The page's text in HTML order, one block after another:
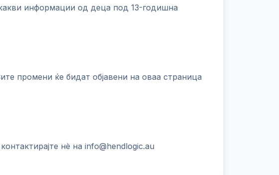
информации од деца под 13-годишна
промени ќе бидат објавени на оваа страница
нè на info@hendlogic.au